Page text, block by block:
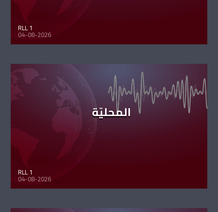
RLL 1
04-08-2026
المحليّة
RLL 1
04-08-2026